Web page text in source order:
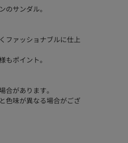
サンダル。
ファッショナブルに仕上
ポイント。
があります。
色味が異なる場合がござ